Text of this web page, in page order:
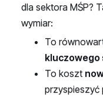
dla sektora MŚP?
wymiar:
To
To koszt
przyspieszyć